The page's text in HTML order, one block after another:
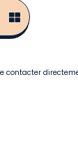
contacter